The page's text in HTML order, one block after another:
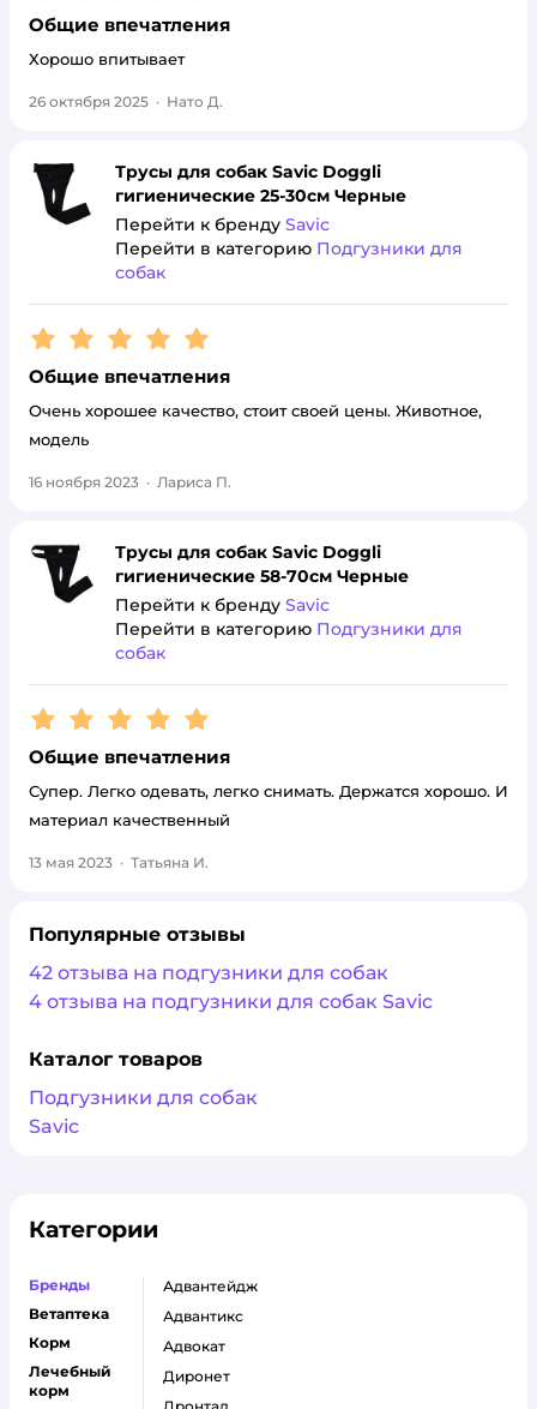
Общие впечатления
Хорошо впитывает
26 октября 2025 · Нато Д.
Трусы для собак Savic Doggli
гигиенические 25-30см Черные
Перейти к бренду Savic
Перейти в категорию Подгузники для
собак
Рейтинг:5
Общие впечатления
Очень хорошее качество, стоит своей цены. Животное,
модель
16 ноября 2023 · Лариса П.
Трусы для собак Savic Doggli
гигиенические 58-70см Черные
Перейти к бренду Savic
Перейти в категорию Подгузники для
собак
Рейтинг:5
Общие впечатления
Супер. Легко одевать, легко снимать. Держатся хорошо. И
материал качественный
13 мая 2023 · Татьяна И.
Популярные отзывы
42 отзыва на подгузники для собак
4 отзыва на подгузники для собак Savic
Каталог товаров
Подгузники для собак
Savic
Категории
Бренды
Ветаптека
Корм
Лечебный
корм
адвантейдж
адвантикс
адвокат
диронет